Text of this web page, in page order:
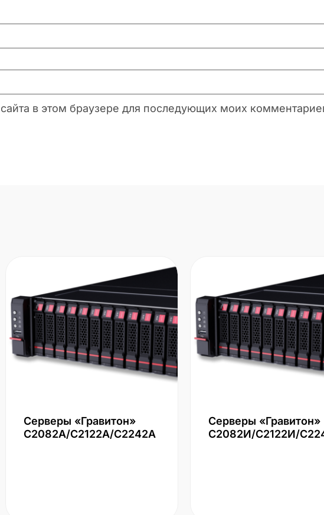
в этом браузере для последующих моих
Серверы «Гравитон»
С2082А/С2122А/С2242А
Серверы «Гравитон»
С2082И/С2122И/